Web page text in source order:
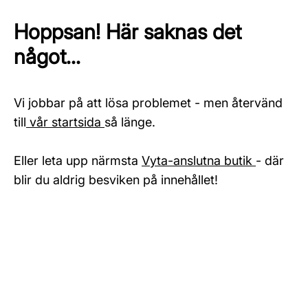
Hoppsan! Här saknas det
något...
Vi jobbar på att lösa problemet - men återvänd
till vår startsida så länge.
Eller leta upp närmsta Vyta-anslutna butik - där
blir du aldrig besviken på innehållet!